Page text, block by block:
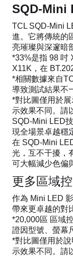
SQD-Mini
TCL SQD-Mini
進。它將傳統的
亮璀璨與深邃暗
*33%是指 98 吋
X11K，在
*相關數據來自
導致測試結果不
*對比圖僅用於
示效果不同。請
SQD-Mini LED
現全場景卓越穩
在 SQD-Mini
光，互不干擾，
可大幅減少色偏
更多區域
作為 Mini LED
帶來更卓越的對
*20,000區 區域
證因型號、螢幕
*對比圖僅用於
示效果不同。請